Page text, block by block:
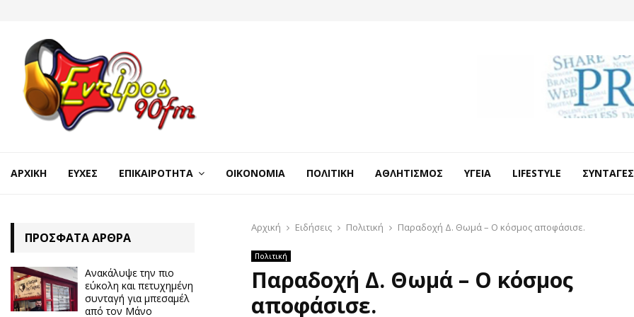
ΑΡΧΙΚΉ ΕΥΧΈΣ ΕΠΙΚΑΙΡΌΤΗΤΑ ΟΙΚΟΝΟΜΊΑ ΠΟΛΙΤΙΚΉ ΑΘΛΗΤΙΣΜΌΣ ΥΓΕΊΑ LIFESTYLE ΣΥΝΤΑΓΈΣ
Αρχική Ειδήσεις Πολιτική Παραδοχή Δ. Θωμά – Ο κόσμος αποφάσισε.
Πολιτική
Παραδοχή Δ. Θωμά – Ο κόσμος
αποφάσισε.
ΠΡΌΣΦΑΤΑ ΆΡΘΡΑ
Ανακάλυψε την πιο
εύκολη και πετυχημένη
συνταγή για μπεσαμέλ
από τον Μάνο